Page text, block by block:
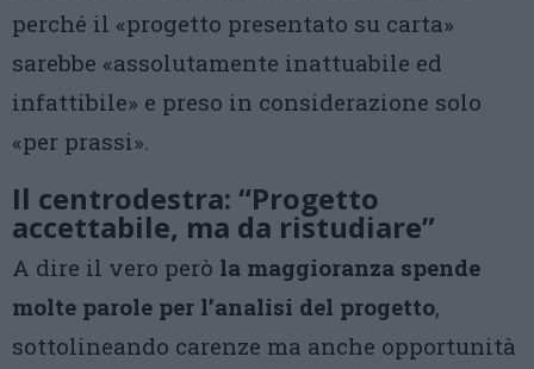
perché il «progetto presentato su carta»
sarebbe «assolutamente inattuabile ed
infattibile» e preso in considerazione solo
«per prassi».
Il centrodestra: “Progetto
accettabile, ma da ristudiare”
A dire il vero però la maggioranza spende
molte parole per l’analisi del progetto,
sottolineando carenze ma anche opportunità